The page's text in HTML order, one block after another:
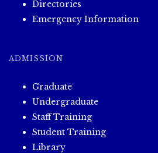
Directories
Emergency Information
ADMISSION
Graduate
Undergraduate
Staff Training
Student Training
Library